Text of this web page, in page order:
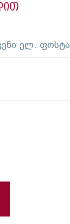
ელ. ფოსტა